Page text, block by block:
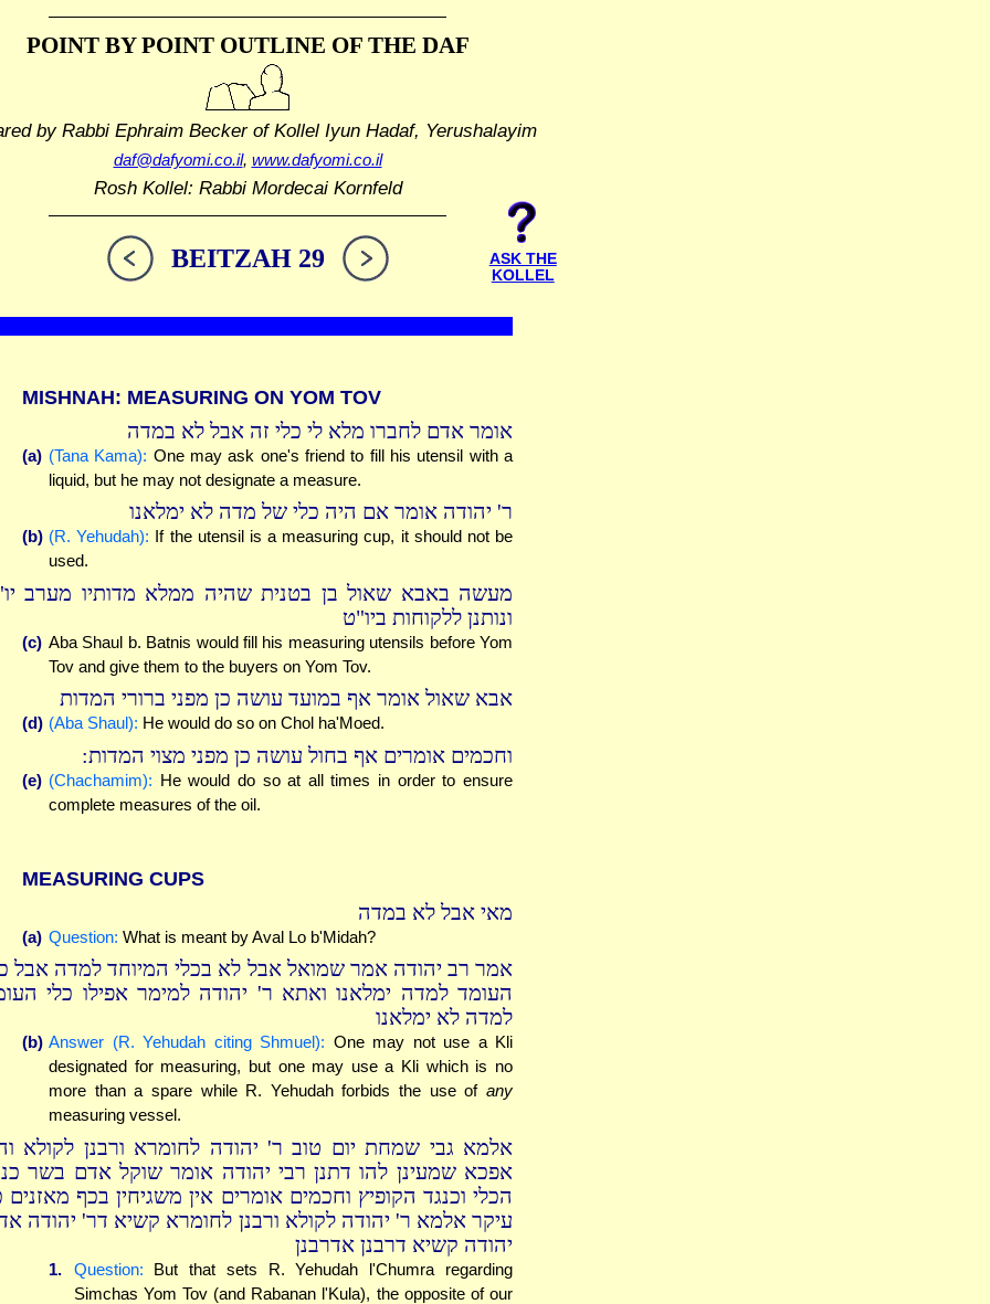
POINT BY POINT OUTLINE OF THE DAF
by Rabbi Ephraim Beckerof Kollel Iyun Hadaf, Yerushalayim
daf@dafyomi.co.il, www.dafyomi.co.il
Rosh Kollel: Rabbi Mordecai Kornfeld
BEITZAH 29
ASK THE
KOLLEL
MISHNAH: MEASURING ON YOM TOV
אומר אדם לחברו מלא לי כלי זה אבל לא במדה
(a) (Tana Kama): One may ask one's friend to fill his utensil with a
liquid, but he may not designate a measure.
ר' יהודה אומר אם היה כלי של מדה לא ימלאנו
(b) (R. Yehudah): If the utensil is a measuring cup, it should not be
used.
מעשה באבא שאול בן בטנית שהיה ממלא מדותיו מערב
ונותנן ללקוחות ביו"ט
(c) Aba Shaul b. Batnis would fill his measuring utensils before Yom
Tov and give them to the buyers on Yom Tov.
אבא שאול אומר אף במועד עושה כן מפני ברורי המדות
(d) (Aba Shaul): He would do so on Chol ha'Moed.
וחכמים אומרים אף בחול עושה כן מפני מצוי המדות:
(e) (Chachamim): He would do so at all times in order to ensure
complete measures of the oil.
MEASURING CUPS
מאי אבל לא במדה
(a) Question: What is meant by Aval Lo b'Midah?
אמר רב יהודה אמר שמואל אבל לא בכלי המיוחד למדה אבל
העומד למדה ימלאנו ואתא ר' יהודה למימר אפילו כלי
למדה לא ימלאנו
(b) Answer (R. Yehudah citing Shmuel): One may not use a Kli
designated for measuring, but one may use a Kli which is no
more than a spare while R. Yehudah forbids the use of any
measuring vessel.
אלמא גבי שמחת יום טוב ר' יהודה לחומרא ורבנן לקולא
אפכא שמעינן להו דתנן רבי יהודה אומר שוקל אדם בשר
הכלי וכנגד הקופיץ וחכמים אומרים אין משגיחין בכף מאזנים
עיקר אלמא ר' יהודה לקולא ורבנן לחומרא קשיא דר' יהודה
יהודה קשיא דרבנן אדרבנן
1. Question: But that sets R. Yehudah l'Chumra regarding
Simchas Yom Tov (and Rabanan l'Kula), the opposite of our